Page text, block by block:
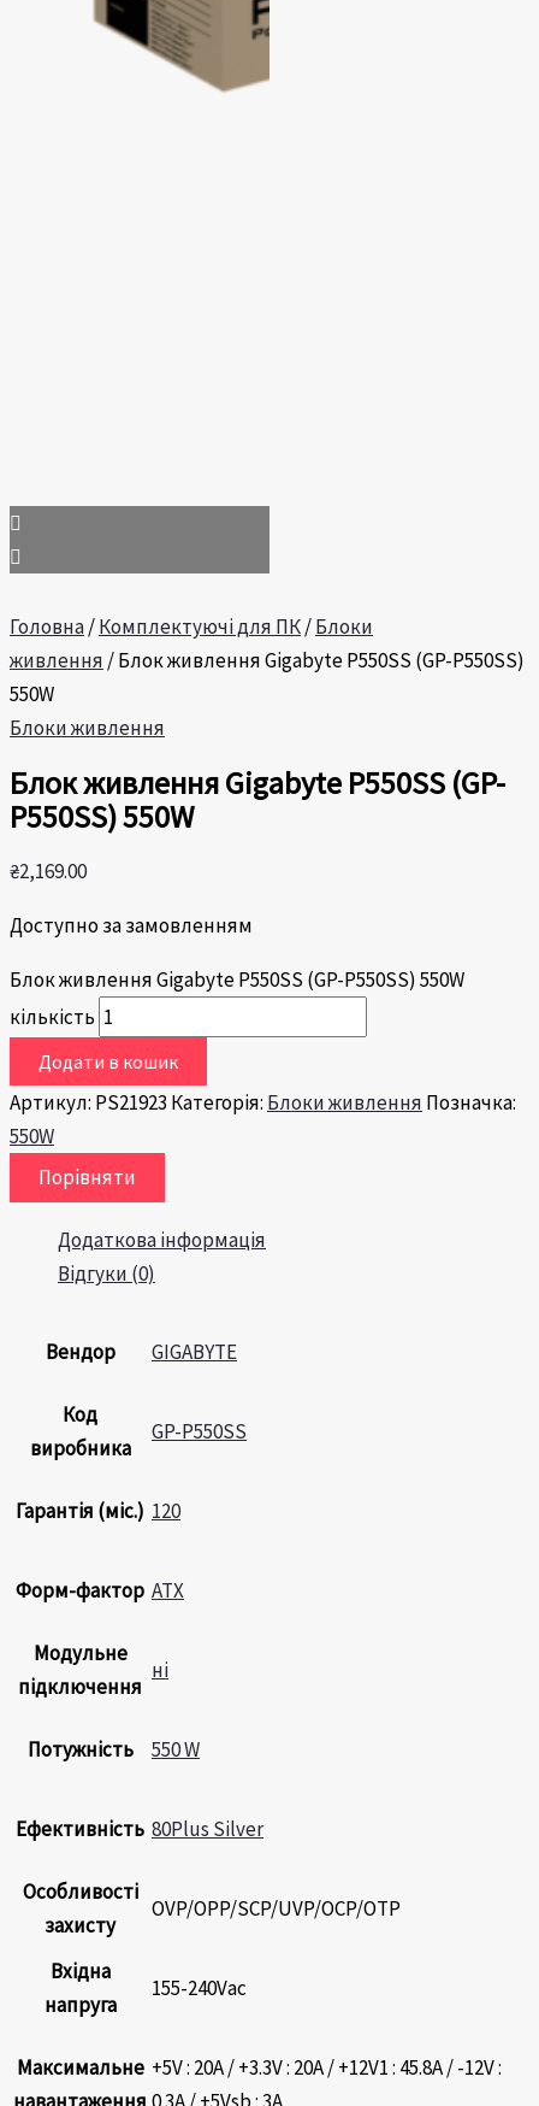
Головна/Комплектуючі для ПК/Блоки
живлення / Блок живлення Gigabyte P550SS (GP-P550SS)
550W
Блоки живлення
Блок живлення Gigabyte P550SS (GP-
P550SS) 550W
₴2,169.00
Доступно за замовленням
Блок живлення Gigabyte P550SS (GP-P550SS) 550W
кількість
Додати в кошик
Артикул: PS21923 Категорія: Блоки живлення Позначка:
550W
Порівняти
Додаткова інформація
Відгуки (0)
Вендор GIGABYTE
Код
виробника
GP-P550SS
Гарантія (міс.) 120
Форм-фактор ATX
Модульне
підключення
ні
Потужність 550 W
Ефективність 80Plus Silver
Особливості
захисту
OVP/OPP/SCP/UVP/OCP/OTP
Вхідна
напруга
155-240Vac
Максимальне +5V : 20А / +3.3V : 20А / +12V1 : 45.8А / -12V :